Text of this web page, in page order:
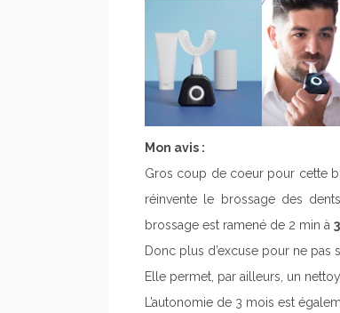
Mon avis :
Gros coup de coeur pour cette
réinvente le brossage des
brossage est ramené de 2 min à
Donc plus d’excuse pour ne pas
Elle permet, par ailleurs, un
L’autonomie de 3 mois est